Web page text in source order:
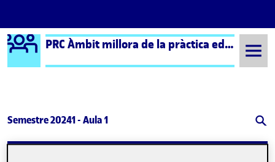
Saltar al contingut
Logo Ágora PRC Àmbit millora de la pràctica educativa (formal) – Aula 1
Semestre 20241 - Aula 1